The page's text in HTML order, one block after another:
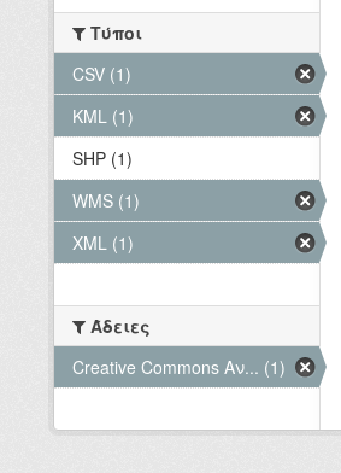
Τύποι
CSV (1)
KML (1)
SHP (1)
WMS (1)
XML (1)
Άδειες
Creative Commons Αν... (1)